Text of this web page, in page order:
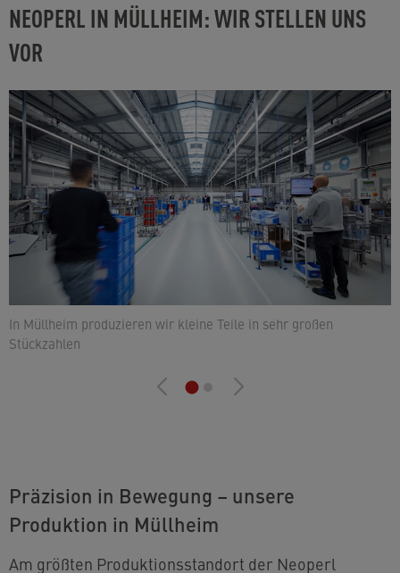
NEOPERL IN MÜLLHEIM: WIR STELLEN UNS
VOR
In Müllheim produzieren wir kleine Teile in sehr großen
Stückzahlen
Präzision in Bewegung – unsere
Produktion in Müllheim
Am größten Produktionsstandort der Neoperl